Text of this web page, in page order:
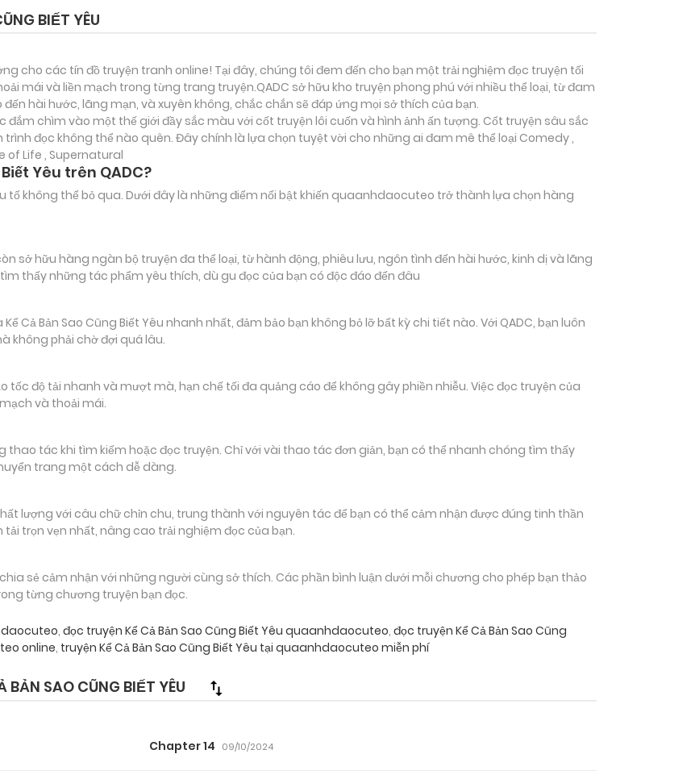
BIẾT YÊU
cho các tín đồ truyện tranh online! Tại đây, chúng tôi đem đến cho bạn một trải nghiệm đọc truyện tối
mái và liền mạch trong từng trang truyện.QADC sở hữu kho truyện phong phú với nhiều thể loại, từ đam
hài hước, lãng mạn, và xuyên không, chắc chắn sẽ đáp ứng mọi sở thích của bạn.
đắm chìm vào một thế giới đầy sắc màu với cốt truyện lôi cuốn và hình ảnh ấn tượng. Cốt truyện sâu sắc
đọc không thể nào quên. Đây chính là lựa chọn tuyệt vời cho những ai đam mê thể loại Comedy ,
of Life , Supernatural
Yêu trên QADC?
tố không thể bỏ qua. Dưới đây là những điểm nổi bật khiến quaanhdaocuteo trở thành lựa chọn hàng
sở hữu hàng ngàn bộ truyện đa thể loại, từ hành động, phiêu lưu, ngôn tình đến hài hước, kinh dị và lãng
thấy những tác phẩm yêu thích, dù gu đọc của bạn có độc đáo đến đâu
Bản Sao Cũng Biết Yêu nhanh nhất, đảm bảo bạn không bỏ lỡ bất kỳ chi tiết nào. Với QADC, bạn luôn
không phải chờ đợi quá lâu.
tốc độ tải nhanh và mượt mà, hạn chế tối đa quảng cáo để không gây phiền nhiễu. Việc đọc truyện của
và thoải mái.
thao tác khi tìm kiếm hoặc đọc truyện. Chỉ với vài thao tác đơn giản, bạn có thể nhanh chóng tìm thấy
trang một cách dễ dàng.
lượng với câu chữ chỉn chu, trung thành với nguyên tác để bạn có thể cảm nhận được đúng tinh thần
trọn vẹn nhất, nâng cao trải nghiệm đọc của bạn.
sẻ cảm nhận với những người cùng sở thích. Các phần bình luận dưới mỗi chương cho phép bạn thảo
từng chương truyện bạn đọc.
, đọc truyện Kể Cả Bản Sao Cũng Biết Yêu quaanhdaocuteo, đọc truyện Kể Cả Bản Sao Cũng
online, truyện Kể Cả Bản Sao Cũng Biết Yêu tại quaanhdaocuteo miễn phí
BẢN SAO CŨNG BIẾT YÊU
Chapter 14 09/10/2024